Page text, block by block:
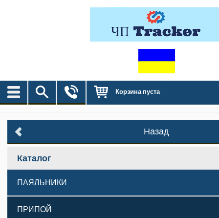
Корзина пуста
Назад
Каталог
ПАЯЛЬНИКИ
ПРИПОЙ